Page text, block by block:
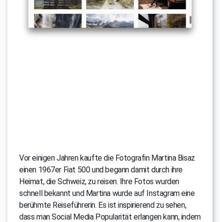
Vor einigen Jahren kaufte die Fotografin Martina Bisaz
einen 1967er Fiat 500 und begann damit durch ihre
Heimat, die Schweiz, zu reisen. Ihre Fotos wurden
schnell bekannt und Martina wurde auf Instagram eine
berühmte Reiseführerin. Es ist inspirierend zu sehen,
dass man Social Media Popularität erlangen kann, indem